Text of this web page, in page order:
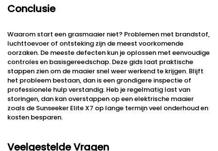
Conclusie
Waarom start een grasmaaier niet? Problemen met brandstof,
luchttoevoer of ontsteking zijn de meest voorkomende
oorzaken. De meeste defecten kun je oplossen met eenvoudige
controles en basisgereedschap. Deze gids laat praktische
stappen zien om de maaier snel weer werkend te krijgen. Blijft
het probleem bestaan, dan is een grondigere inspectie of
professionele hulp verstandig. Heb je regelmatig last van
storingen, dan kan overstappen op een elektrische maaier
zoals de Sunseeker Elite X7 op lange termijn veel onderhoud en
kosten besparen.
Veelgestelde Vragen